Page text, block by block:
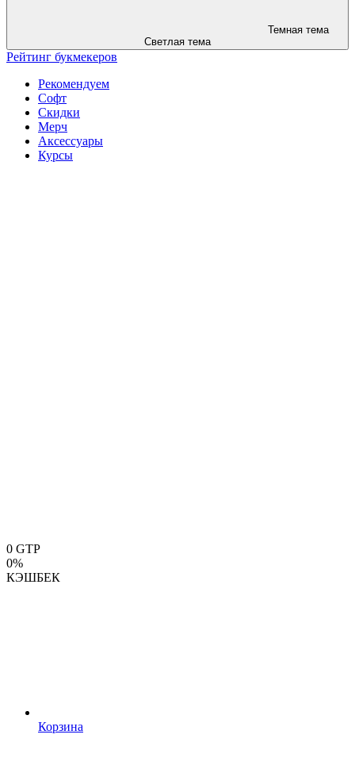
Темная тема
Светлая тема
Рейтинг букмекеров
Рекомендуем
Софт
Скидки
Мерч
Аксессуары
Курсы
0 GTP
0%
КЭШБЕК
Корзина